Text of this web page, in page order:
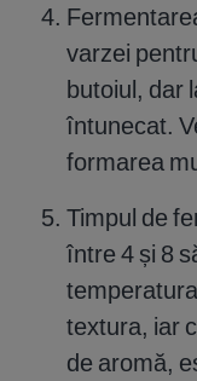
varzei
butoiul, dar
întunecat.
formarea
Timpul de
între 4 și 8
textura, iar
de aromă,